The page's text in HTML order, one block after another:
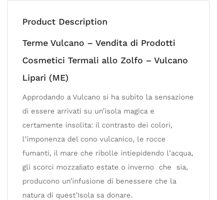
Product Description
Terme Vulcano – Vendita di Prodotti
Cosmetici Termali allo Zolfo – Vulcano
Lipari (ME)
Approdando a Vulcano si ha subito la sensazione
di essere arrivati su un’isola magica e
certamente insolita: il contrasto dei colori,
l’imponenza del cono vulcanico, le rocce
fumanti, il mare che ribolle intiepidendo l’acqua,
gli scorci mozzaﬁato estate o inverno che sia,
producono un’infusione di benessere che la
natura di quest’Isola sa donare.